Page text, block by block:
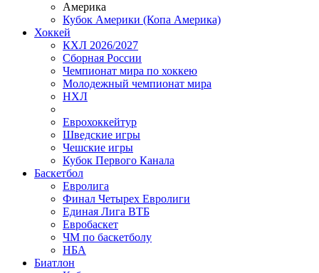
Америка
Кубок Америки (Копа Америка)
Хоккей
КХЛ 2026/2027
Сборная России
Чемпионат мира по хоккею
Молодежный чемпионат мира
НХЛ
Еврохоккейтур
Шведские игры
Чешские игры
Кубок Первого Канала
Баскетбол
Евролига
Финал Четырех Евролиги
Единая Лига ВТБ
Евробаскет
ЧМ по баскетболу
НБА
Биатлон